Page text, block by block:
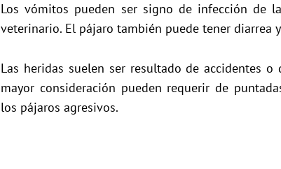
Los vómitos pueden ser signo de infección de
veterinario. El pájaro también puede tener diarrea
Las heridas suelen ser resultado de accidentes
mayor consideración pueden requerir de
los pájaros agresivos.